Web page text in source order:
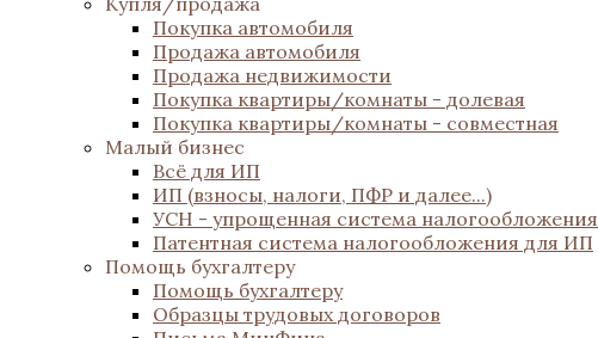
Покупка автомобиля
Продажа автомобиля
Продажа недвижимости
Покупка квартиры/комнаты - долевая
Покупка квартиры/комнаты - совместная
Малый бизнес
Всё для ИП
ИП (взносы, налоги, ПФР и далее...)
УСН - упрощенная система налогообложения
Патентная система налогообложения для ИП
Помощь бухгалтеру
Помощь бухгалтеру
Образцы трудовых договоров